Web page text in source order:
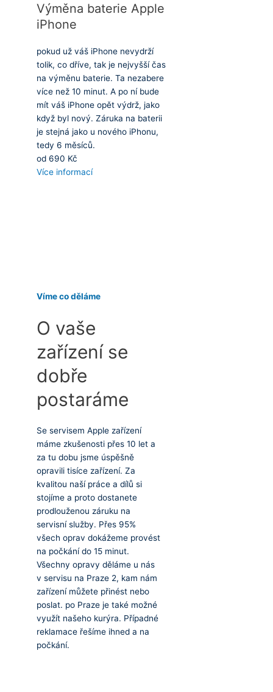
Výměna baterie Apple
iPhone
pokud už váš iPhone nevydrží
tolik, co dříve, tak je nejvyšší čas
na výměnu baterie. Ta nezabere
více než 10 minut. A po ní bude
mít váš iPhone opět výdrž, jako
když byl nový. Záruka na baterii
je stejná jako u nového iPhonu,
tedy 6 měsíců.
od 690 Kč
Více informací
Víme co děláme
O vaše
zařízení se
dobře
postaráme
Se servisem Apple zařízení
máme zkušenosti přes 10 let a
za tu dobu jsme úspěšně
opravili tisíce zařízení. Za
kvalitou naší práce a dílů si
stojíme a proto dostanete
prodlouženou záruku na
servisní služby. Přes 95%
všech oprav dokážeme provést
na počkání do 15 minut.
Všechny opravy děláme u nás
v servisu na Praze 2, kam nám
zařízení můžete přinést nebo
poslat. po Praze je také možné
využít našeho kurýra. Případné
reklamace řešíme ihned a na
počkání.